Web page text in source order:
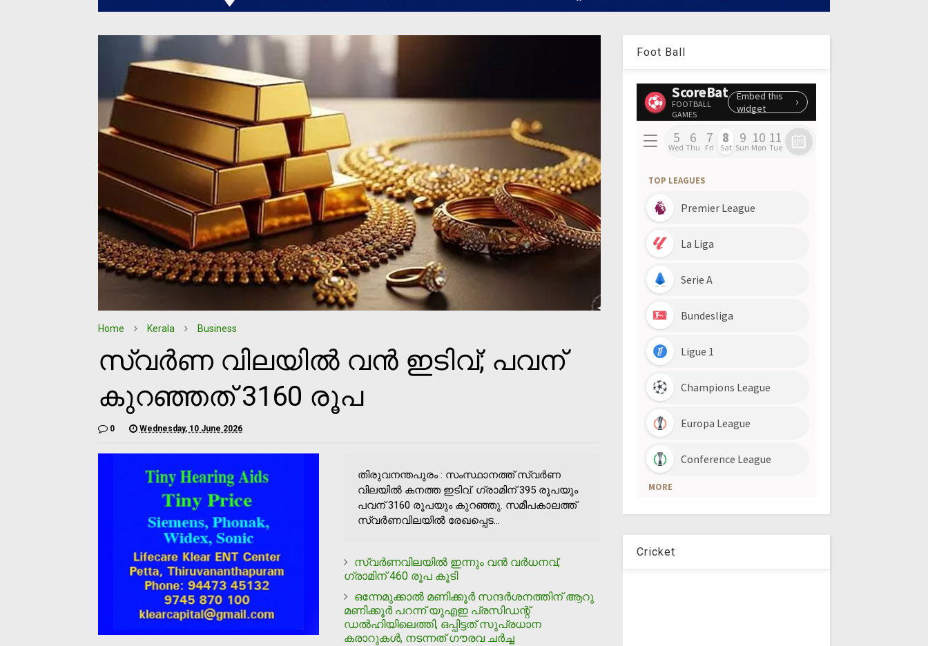
Home Kerala Business
സ്വര്‍ണ വിലയില്‍ വൻ ഇടിവ്; പവന്
കുറഞ്ഞത് 3160 രൂപ
0 Wednesday, 10 June 2026
തിരുവനന്തപുരം : സംസ്ഥാനത്ത് സ്വര്‍ണ
വിലയില്‍ കനത്ത ഇടിവ്. ഗ്രാമിന് 395 രൂപയും
പവന് 3160 രൂപയും കുറഞ്ഞു. സമീപകാലത്ത്
സ്വര്‍ണവിലയില്‍ രേഖപ്പെട...
സ്വർണവിലയിൽ ഇന്നും വൻ വർധനവ്,
ഗ്രാമിന് 460 രൂപ കൂടി
ഒന്നേമുക്കാല്‍ മണിക്കൂര്‍ സന്ദര്‍ശനത്തിന് ആറു
മണിക്കൂര്‍ പറന്ന് യുഎഇ പ്രസിഡന്റ്
ഡല്‍ഹിയിലെത്തി, ഒപ്പിട്ടത് സുപ്രധാന
കരാറുകള്‍, നടന്നത് ഗൗരവ ചര്‍ച്ച
Foot Ball
Cricket